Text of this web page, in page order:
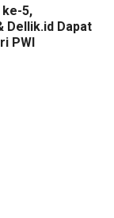
ke-5,
Dellik.id Dapat
PWI